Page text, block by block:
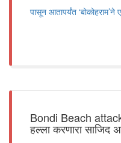
पासून आतापर्यंत
Bondi Beach attack
हल्ला करणारा साजिद